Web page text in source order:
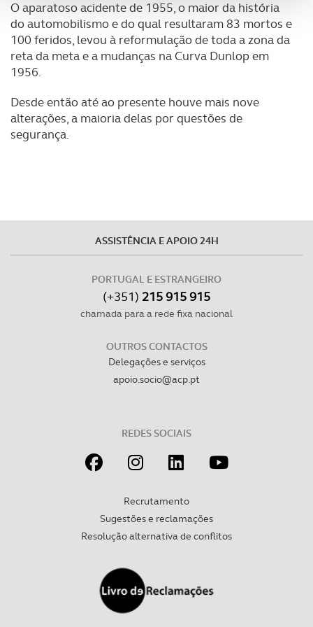
analisar dados de navegação no nosso website.
Adicionalmente partilhamos informação, relativa à sua
utilização do nosso site de publicidade e de análise, com
parceiros e organizações na UE e em países terceiros.
O ACP garantirá que as transferências internacionais de
dados pessoais serão realizadas apenas com o seu
disponibilizados.
Consulte a política de cookies do site.
O aparatoso acidente de 1955, o maior da história
do automobilismo e do qual resultaram 83 mortos e
100 feridos, levou à reformulação de toda a zona da
reta da meta e a mudanças na Curva Dunlop em
1956.
Desde então até ao presente houve mais nove
alterações, a maioria delas por questões de
segurança.
ASSISTÊNCIA E APOIO 24H
PORTUGAL E ESTRANGEIRO
(+351) 215 915 915
chamada para a rede fixa nacional
OUTROS CONTACTOS
Delegações e serviços
apoio.socio@acp.pt
REDES SOCIAIS
Recrutamento
Sugestões e reclamações
Resolução alternativa de conflitos